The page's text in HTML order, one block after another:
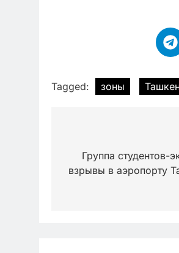
Tagged: зоны
записям
Группа студентов-
взрывы в аэропорту